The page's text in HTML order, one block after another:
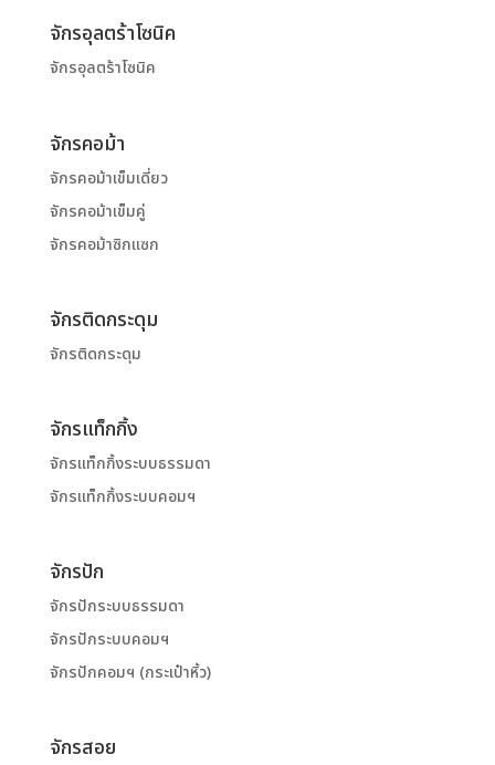
จักรอุลตร้าโซนิค
จักรอุลตร้าโซนิค
จักรคอม้า
จักรคอม้าเข็มเดี่ยว
จักรคอม้าเข็มคู่
จักรคอม้าซิกแซก
จักรติดกระดุม
จักรติดกระดุม
จักรแท็กกิ้ง
จักรแท็กกิ้งระบบธรรมดา
จักรแท็กกิ้งระบบคอมฯ
จักรปัก
จักรปักระบบธรรมดา
จักรปักระบบคอมฯ
จักรปักคอมฯ (กระเป๋าหิ้ว)
จักรสอย